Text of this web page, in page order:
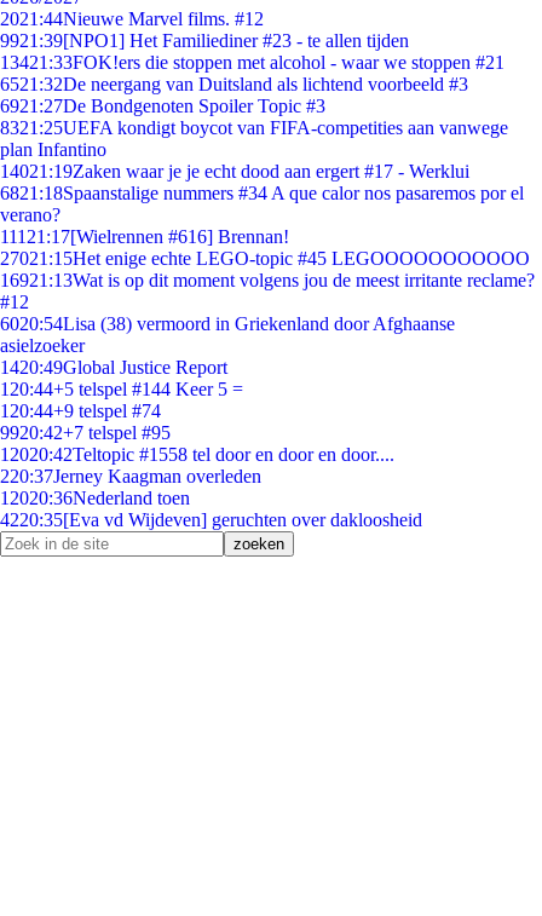
2021:44Nieuwe Marvel films. #12
9921:39[NPO1] Het Familiediner #23 - te allen tijden
13421:33FOK!ers die stoppen met alcohol - waar we stoppen #21
6521:32De neergang van Duitsland als lichtend voorbeeld #3
6921:27De Bondgenoten Spoiler Topic #3
8321:25UEFA kondigt boycot van FIFA-competities aan vanwege
plan Infantino
14021:19Zaken waar je je echt dood aan ergert #17 - Werklui
6821:18Spaanstalige nummers #34 A que calor nos pasaremos por el
verano?
111 21:17[Wielrennen #616] Brennan!
27021:15Het enige echte LEGO-topic #45 LEGOOOOOOOOOOO
16921:13Wat is op dit moment volgens jou de meest irritante reclame?
#12
6020:54Lisa (38) vermoord in Griekenland door Afghaanse
asielzoeker
1420:49Global Justice Report
1 20:44+5 telspel #144 Keer 5 =
1 20:44+9 telspel #74
9920:42+7 telspel #95
12020:42Teltopic #1558 tel door en door en door....
220:37Jerney Kaagman overleden
12020:36Nederland toen
4220:35[Eva vd Wijdeven] geruchten over dakloosheid